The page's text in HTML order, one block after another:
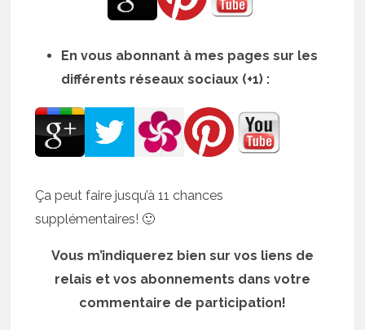
En vous abonnant à mes pages sur les
différents réseaux sociaux (+1) :
Ça peut faire jusqu’à 11 chances
supplémentaires! 🙂
Vous m’indiquerez bien sur vos liens de
relais et vos abonnements dans votre
commentaire de participation!